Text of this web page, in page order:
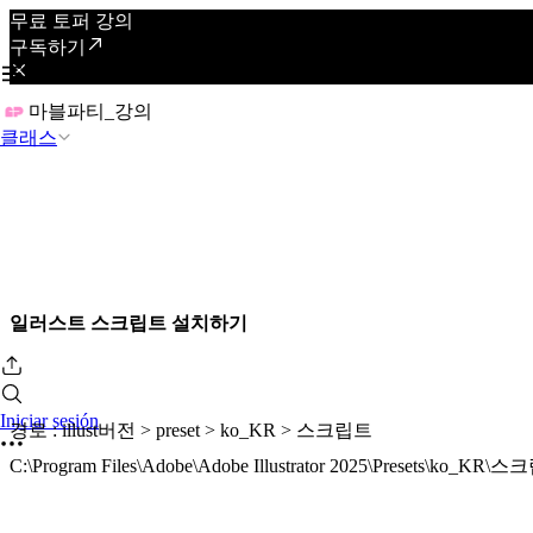
무료 토퍼 강의
구독하기
마블파티_강의
클래스
Iniciar sesión
일러스트 스크립트 설치하기
경로 : illust버전 > preset > ko_KR > 스크립트
C:\Program Files\Adobe\Adobe Illustrator 2025\Presets\ko_KR\스